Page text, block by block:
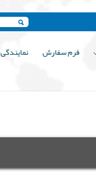
فرم سفارش نمایندگی